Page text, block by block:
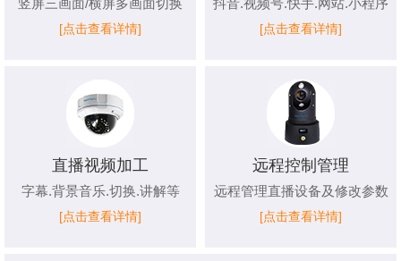
[点击查看详情] [点击查看详情]
直播视频加工
字幕.背景音乐.切换.讲解等
[点击查看详情]
远程控制管理
远程管理直播设备及修改参数
[点击查看详情]